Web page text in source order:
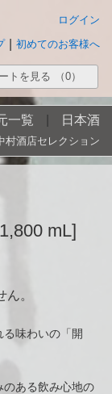
ログイン
初めてのお客様へ
トを見る （0）
一覧 日本酒
村酒店セレクション
mL]
。
味わいの「開
のある飲み心地の